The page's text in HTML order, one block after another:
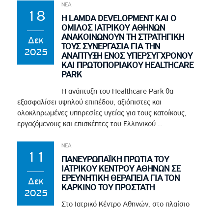
18
Δεκ
2025
ΝΕΑ
Η LAMDA DEVELOPMENT ΚΑΙ Ο
ΟΜΙΛΟΣ ΙΑΤΡΙΚΟΥ ΑΘΗΝΩΝ
ΑΝΑΚΟΙΝΩΝΟΥΝ ΤΗ ΣΤΡΑΤΗΓΙΚΗ
ΤΟΥΣ ΣΥΝΕΡΓΑΣΙΑ ΓΙΑ ΤΗΝ
ΑΝΑΠΤΥΞΗ ΕΝΟΣ ΥΠΕΡΣΥΓΧΡΟΝΟΥ
ΚΑΙ ΠΡΩΤΟΠΟΡΙΑΚΟΥ HEALTHCARE
PARK
Η ανάπτυξη του Healthcare Park θα
εξασφαλίσει υψηλού επιπέδου, αξιόπιστες και
ολοκληρωμένες υπηρεσίες υγείας για τους κατοίκους,
εργαζόμενους και επισκέπτες του Ελληνικού ...
11
Δεκ
2025
ΝΕΑ
ΠΑΝΕΥΡΩΠΑΪΚΗ ΠΡΩΤΙΑ ΤΟΥ
ΙΑΤΡΙΚΟΥ ΚΕΝΤΡΟΥ ΑΘΗΝΩΝ ΣΕ
ΕΡΕΥΝΗΤΙΚΗ ΘΕΡΑΠΕΙΑ ΓΙΑ ΤΟΝ
ΚΑΡΚΙΝΟ ΤΟΥ ΠΡΟΣΤΑΤΗ
Στο Ιατρικό Κέντρο Αθηνών, στο πλαίσιο